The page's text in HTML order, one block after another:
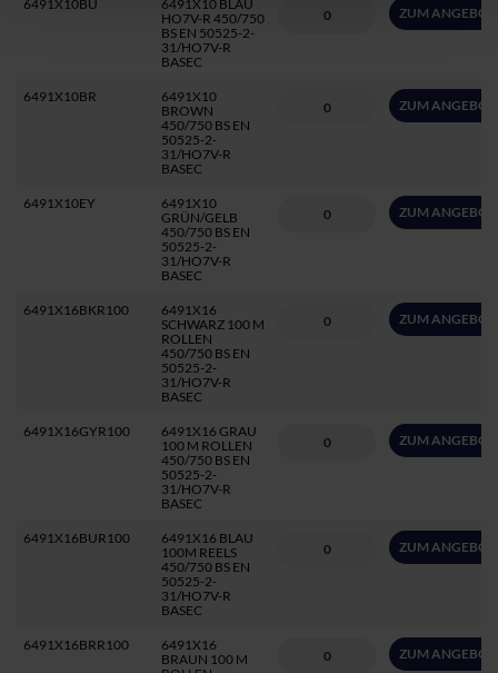
6491X10BU
6491X10 BLAU
HO7V-R 450/750
BS EN 50525-2-
31/HO7V-R
BASEC
ZUM
6491X10BR
6491X10
BROWN
450/750 BS EN
50525-2-
31/HO7V-R
BASEC
ZUM
6491X10EY
6491X10
GRÜN/GELB
450/750 BS EN
50525-2-
31/HO7V-R
BASEC
ZUM
6491X16BKR100
6491X16
SCHWARZ 100 M
ROLLEN
450/750 BS EN
50525-2-
31/HO7V-R
BASEC
ZUM
6491X16GYR100
6491X16 GRAU
100 M ROLLEN
450/750 BS EN
50525-2-
31/HO7V-R
BASEC
ZUM
6491X16BUR100
6491X16 BLAU
100M REELS
450/750 BS EN
50525-2-
31/HO7V-R
BASEC
ZUM
6491X16BRR100
6491X16
BRAUN 100 M
ZUM